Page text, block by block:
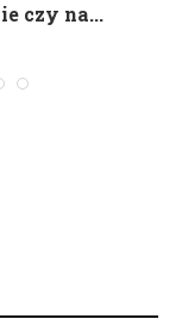
czy na...